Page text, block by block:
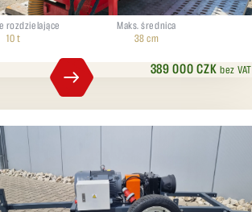
rozdzielające
10 t
Maks. średnica
38 cm
389 000 CZKbez VAT
do maszyn
wałem wyjściowym